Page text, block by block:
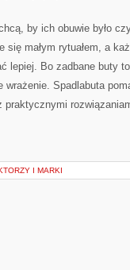
by ich obuwie było
małym rytuałem, a
lepiej. Bo zadbane buty
wrażenie. Spadlabuta
praktycznymi
I MARKI